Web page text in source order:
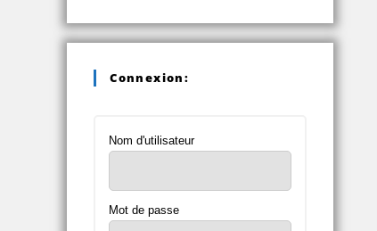
Connexion:
Nom d'utilisateur
Mot de passe